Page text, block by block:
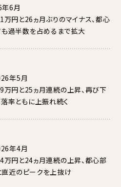
6月
円と26ヵ月ぶりのマイナス、都心
過半数を占めるまで拡大
年5月
円と25ヵ月連続の上昇、再び下
率ともに上振れ続く
年4月
円と24ヵ月連続の上昇、都心部
近のピークを上抜け